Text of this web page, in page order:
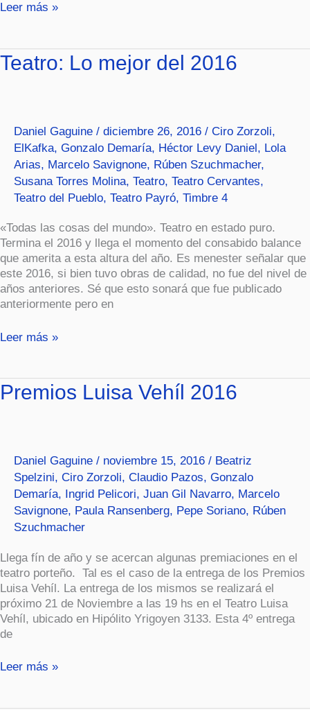
Leer más »
Teatro: Lo mejor del 2016
Daniel Gaguine / diciembre 26, 2016 / Ciro Zorzoli,
ElKafka, Gonzalo Demaría, Héctor Levy Daniel, Lola
Arias, Marcelo Savignone, Rúben Szuchmacher,
Susana Torres Molina, Teatro, Teatro Cervantes,
Teatro del Pueblo, Teatro Payró, Timbre 4
«Todas las cosas del mundo». Teatro en estado puro.
Termina el 2016 y llega el momento del consabido balance
que amerita a esta altura del año. Es menester señalar que
este 2016, si bien tuvo obras de calidad, no fue del nivel de
años anteriores. Sé que esto sonará que fue publicado
anteriormente pero en
Teatro:
Lo
Leer más »
Premios Luisa Vehíl 2016
Daniel Gaguine / noviembre 15, 2016 / Beatriz
Spelzini, Ciro Zorzoli, Claudio Pazos, Gonzalo
Demaría, Ingrid Pelicori, Juan Gil Navarro, Marcelo
Savignone, Paula Ransenberg, Pepe Soriano, Rúben
Szuchmacher
Llega fín de año y se acercan algunas premiaciones en el
teatro porteño. Tal es el caso de la entrega de los Premios
Luisa Vehíl. La entrega de los mismos se realizará el
próximo 21 de Noviembre a las 19 hs en el Teatro Luisa
Vehíl, ubicado en Hipólito Yrigoyen 3133. Esta 4º entrega
de
Premios
Luisa
Leer más »